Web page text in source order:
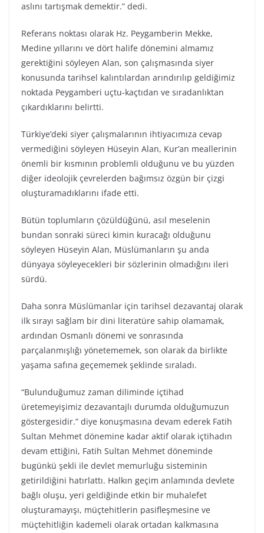
aslını tartışmak demektir.” dedi.
Referans noktası olarak Hz. Peygamberin Mekke,
Medine yıllarını ve dört halife dönemini almamız
gerektiğini söyleyen Alan, son çalışmasında siyer
konusunda tarihsel kalıntılardan arındırılıp geldiğimiz
noktada Peygamberi uçtu-kaçtıdan ve sıradanlıktan
çıkardıklarını belirtti.
Türkiye’deki siyer çalışmalarının ihtiyacımıza cevap
vermediğini söyleyen Hüseyin Alan, Kur’an meallerinin
önemli bir kısmının problemli olduğunu ve bu yüzden
diğer ideolojik çevrelerden bağımsız özgün bir çizgi
oluşturamadıklarını ifade etti.
Bütün toplumların çözüldüğünü, asıl meselenin
bundan sonraki süreci kimin kuracağı olduğunu
söyleyen Hüseyin Alan, Müslümanların şu anda
dünyaya söyleyecekleri bir sözlerinin olmadığını ileri
sürdü.
Daha sonra Müslümanlar için tarihsel dezavantaj olarak
ilk sırayı sağlam bir dini literatüre sahip olamamak,
ardından Osmanlı dönemi ve sonrasında
parçalanmışlığı yönetememek, son olarak da birlikte
yaşama safına geçememek şeklinde sıraladı.
“Bulunduğumuz zaman diliminde içtihad
üretemeyişimiz dezavantajlı durumda olduğumuzun
göstergesidir.” diye konuşmasına devam ederek Fatih
Sultan Mehmet dönemine kadar aktif olarak içtihadın
devam ettiğini, Fatih Sultan Mehmet döneminde
bugünkü şekli ile devlet memurluğu sisteminin
getirildiğini hatırlattı. Halkın geçim anlamında devlete
bağlı oluşu, yeri geldiğinde etkin bir muhalefet
oluşturamayışı, müçtehitlerin pasifleşmesine ve
müçtehitliğin kademeli olarak ortadan kalkmasına